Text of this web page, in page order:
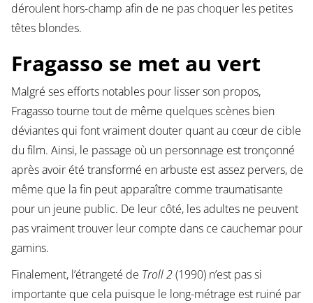
déroulent hors-champ afin de ne pas choquer les petites
têtes blondes.
Fragasso se met au vert
Malgré ses efforts notables pour lisser son propos,
Fragasso tourne tout de même quelques scènes bien
déviantes qui font vraiment douter quant au cœur de cible
du film. Ainsi, le passage où un personnage est tronçonné
après avoir été transformé en arbuste est assez pervers, de
même que la fin peut apparaître comme traumatisante
pour un jeune public. De leur côté, les adultes ne peuvent
pas vraiment trouver leur compte dans ce cauchemar pour
gamins.
Finalement, l’étrangeté de Troll 2(1990) n’est pas si
importante que cela puisque le long-métrage est ruiné par